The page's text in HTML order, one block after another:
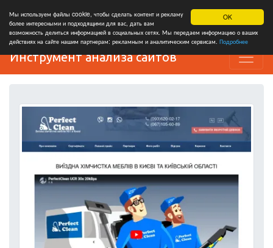
OK
Мы используем файлы cookie, чтобы сделать контент и рекламу
более интересными и подходящими для вас, дать вам
возможность делиться информацией в социальных сетях. Мы передаем информацию о ваших
действиях на сайте нашим партнерам: рекламным и аналитическим сервисам. Подробнее
Инструмент анализа сайтов